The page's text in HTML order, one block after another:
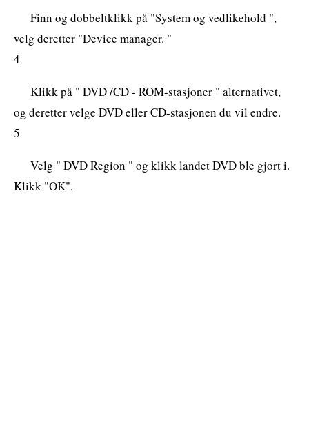
Finn og dobbeltklikk på "System og vedlikehold ",
velg deretter "Device manager. "
4
Klikk på " DVD /CD - ROM-stasjoner " alternativet,
og deretter velge DVD eller CD-stasjonen du vil endre.
5
Velg " DVD Region " og klikk landet DVD ble gjort i.
Klikk "OK".